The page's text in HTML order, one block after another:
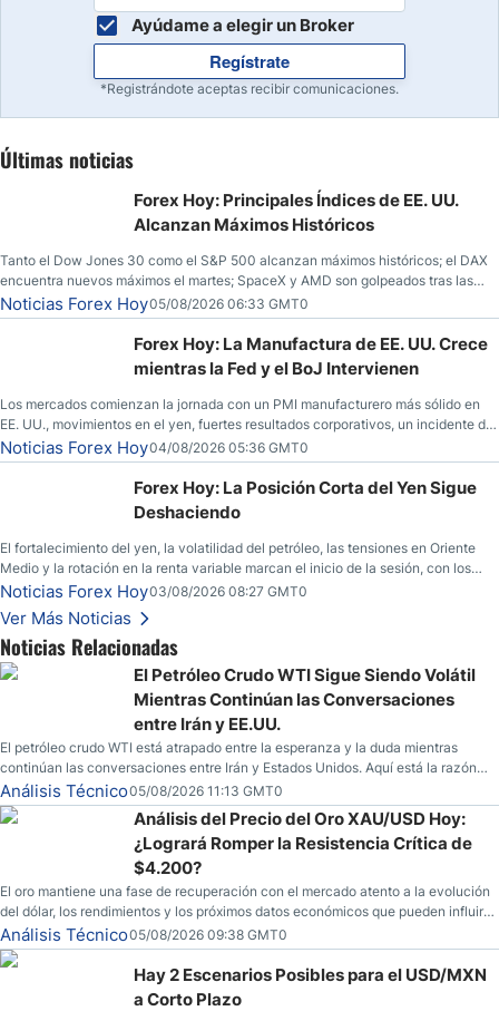
Ayúdame a elegir un Broker
Regístrate
*Registrándote aceptas recibir comunicaciones.
Últimas noticias
Forex Hoy: Principales Índices de EE. UU.
Alcanzan Máximos Históricos
Tanto el Dow Jones 30 como el S&P 500 alcanzan máximos históricos; el DAX
encuentra nuevos máximos el martes; SpaceX y AMD son golpeados tras las
llamadas de ganancias; el petróleo crudo cae por debajo de los $80 con nuevas
esperanzas; el dólar estadounidense continúa intentando estabilizarse frente al
yen; el peso mexicano ve un repunte a medida que las tasas caen en EE. UU.
Noticias Forex Hoy05/08/2026 06:33 GMT0
Forex Hoy: La Manufactura de EE. UU. Crece
mientras la Fed y el BoJ Intervienen
Los mercados comienzan la jornada con un PMI manufacturero más sólido en
EE. UU., movimientos en el yen, fuertes resultados corporativos, un incidente de
seguridad en Bitcoin y nuevas señales desde el mercado del petróleo.
Noticias Forex Hoy04/08/2026 05:36 GMT0
Forex Hoy: La Posición Corta del Yen Sigue
Deshaciendo
El fortalecimiento del yen, la volatilidad del petróleo, las tensiones en Oriente
Medio y la rotación en la renta variable marcan el inicio de la sesión, con los
inversores atentos a varios frentes macroeconómicos.
Noticias Forex Hoy03/08/2026 08:27 GMT0
Ver Más Noticias
Noticias Relacionadas
El Petróleo Crudo WTI Sigue Siendo Volátil
Mientras Continúan las Conversaciones
entre Irán y EE.UU.
El petróleo crudo WTI está atrapado entre la esperanza y la duda mientras
continúan las conversaciones entre Irán y Estados Unidos. Aquí está la razón
por la que los traders pueden querer pensarlo dos veces antes de tomar partido
en este momento.
Análisis Técnico05/08/2026 11:13 GMT0
Análisis del Precio del Oro XAU/USD Hoy:
¿Logrará Romper la Resistencia Crítica de
$4.200?
El oro mantiene una fase de recuperación con el mercado atento a la evolución
del dólar, los rendimientos y los próximos datos económicos que pueden influir
en su dirección.
Análisis Técnico05/08/2026 09:38 GMT0
Hay 2 Escenarios Posibles para el USD/MXN
a Corto Plazo